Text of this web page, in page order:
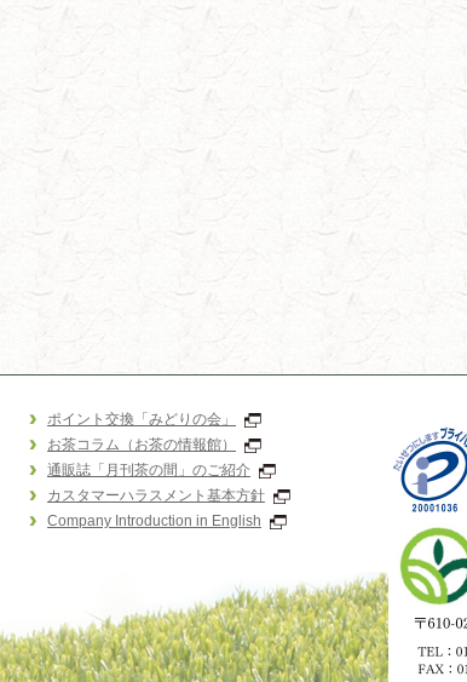
ポイント交換「みどりの会」
お茶コラム（お茶の情報館）
通販誌「月刊茶の間」のご紹介
カスタマーハラスメント基本方針
Company Introduction in English